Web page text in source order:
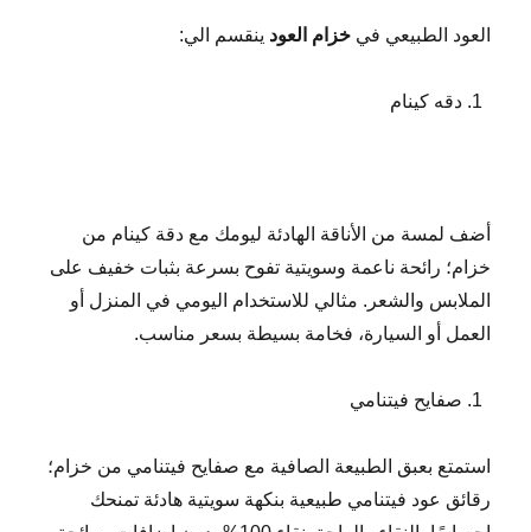
العود الطبيعي فيخزام العود ينقسم الي:
دقه كينام
أضف لمسة من الأناقة الهادئة ليومك مع دقة كينام من
خزام؛ رائحة ناعمة وسويتية تفوح بسرعة بثبات خفيف على
الملابس والشعر. مثالي للاستخدام اليومي في المنزل أو
العمل أو السيارة، فخامة بسيطة بسعر مناسب.
صفايح فيتنامي
استمتع بعبق الطبيعة الصافية مع صفايح فيتنامي من خزام؛
رقائق عود فيتنامي طبيعية بنكهة سويتية هادئة تمنحك